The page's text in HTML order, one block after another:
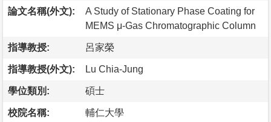
論文名稱(外文):
A Study of Stationary Phase Coating for
MEMS μ-Gas Chromatographic Column
指導教授: 呂家榮
指導教授(外文): Lu Chia-Jung
學位類別: 碩士
校院名稱: 輔仁大學